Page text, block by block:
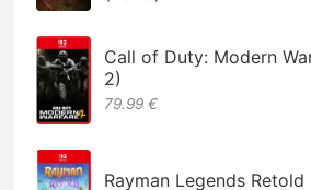
Call of Duty: Modern
2)
79.99 €
Rayman Legends